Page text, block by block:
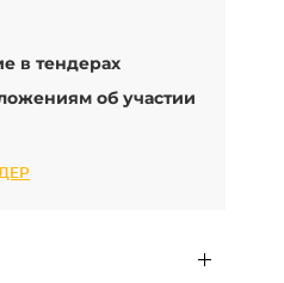
в тендерах
об участии